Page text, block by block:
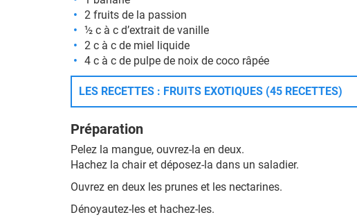
2 fruits de la passion
½ c à c d’extrait de vanille
2 c à c de miel liquide
4 c à c de pulpe de noix de coco râpée
LES RECETTES : FRUITS EXOTIQUES (45 RECETTES)
Préparation
Pelez la mangue, ouvrez-la en deux.
Hachez la chair et déposez-la dans un saladier.
Ouvrez en deux les prunes et les nectarines.
Dénoyautez-les et hachez-les.